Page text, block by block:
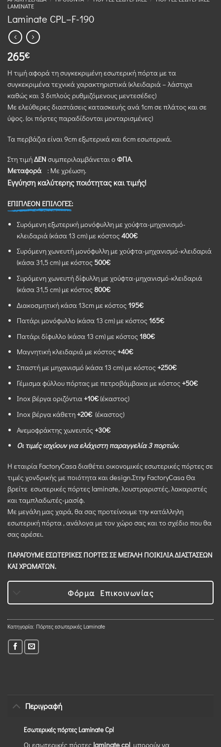
LAMINATE
Laminate CPL–F-190
265€
Η τιμή αφορά τη συγκεκριμένη εσωτερική πόρτα με τα
συγκεκριμένα τεχνικά χαρακτηριστικά (κλειδαριά – λάστιχα
καθώς και 3 διπλούς ρυθμιζόμενους μεντεσέδες)
Με ελεύθερες διαστάσεις κατασκευής ανά 1cm σε πλάτος και σε
ύψος. (οι πόρτες παραδίδονται μονταρισμένες)
Τα περβάζια είναι 9cm εξωτερικά και 6cm εσωτερικά.
Στη τιμήΔΕΝ συμπεριλαμβάνεται οΦΠΑ.
Μεταφορά : Με χρέωση.
Εγγύηση καλύτερης ποιότητας και τιμής!
ΕΠΙΠΛΕΟΝ ΕΠΙΛΟΓΕΣ:
Συρόμενη εξωτερική μονόφυλλη με χούφτα-μηχανισμό-
κλειδαριά (κάσα 13 cm) με κόστος 400€
Συρόμενη χωνευτή μονόφυλλη με χούφτα-μηχανισμό-κλειδαριά
(κάσα 31,5 cm) με κόστος 500€
Συρόμενη χωνευτή δίφυλλη με χούφτα-μηχανισμό-κλειδαριά
(κάσα 31,5 cm) με κόστος 800€
Διακοσμητική κάσα 13cm με κόστος 195€
Πατάρι μονόφυλλο (κάσα 13 cm) με κόστος 165€
Πατάρι δίφυλλο (κάσα 13 cm) με κόστος 180€
Mαγνητική κλειδαριά με κόστος +40€
Σπαστή με μηχανισμό (κάσα 13 cm) με κόστος +250€
Γέμισμα φύλλου πόρτας με πετροβάμβακα με κόστος +50€
Inox βέργα οριζόντια+10€(έκαστος)
Inox βέργα κάθετη+20€(έκαστος)
Ανεμοφράκτης χωνευτός +30€
Οι τιμές ισχύουν για ελάχιστη παραγγελία 3 πορτών.
Η εταιρία FactoryCasa διαθέτει οικονομικές εσωτερικές πόρτες σε
τιμές χονδρικής με ποιότητα και design.Στην FactoryCasa Θα
βρείτε εσωτερικές πόρτες laminate, λουστραριστές, λακαριστές
και ταμπλαδωτές-μασίφ.
Με μεγάλη μας χαρά, θα σας προτείνουμε την κατάλληλη
εσωτερική πόρτα , ανάλογα με τον χώρο σας και το σχέδιο που θα
σας αρέσει.
ΠΑΡΑΓΟΥΜΕ ΕΣΩΤΕΡΙΚΕΣ ΠΟΡΤΕΣ ΣΕ ΜΕΓΑΛΗ ΠΟΙΚΙΛΙΑ ΔΙΑΣΤΑΣΕΩΝ
ΚΑΙ ΧΡΩΜΑΤΩΝ.
Φόρμα Επικοινωνίας
Κατηγορία: Πόρτες εσωτερικές Laminate
Περιγραφή
Εσωτερικές πόρτες Laminate Cpl
Οι εσωτερικές πόρτες laminate cpl μπορούν να